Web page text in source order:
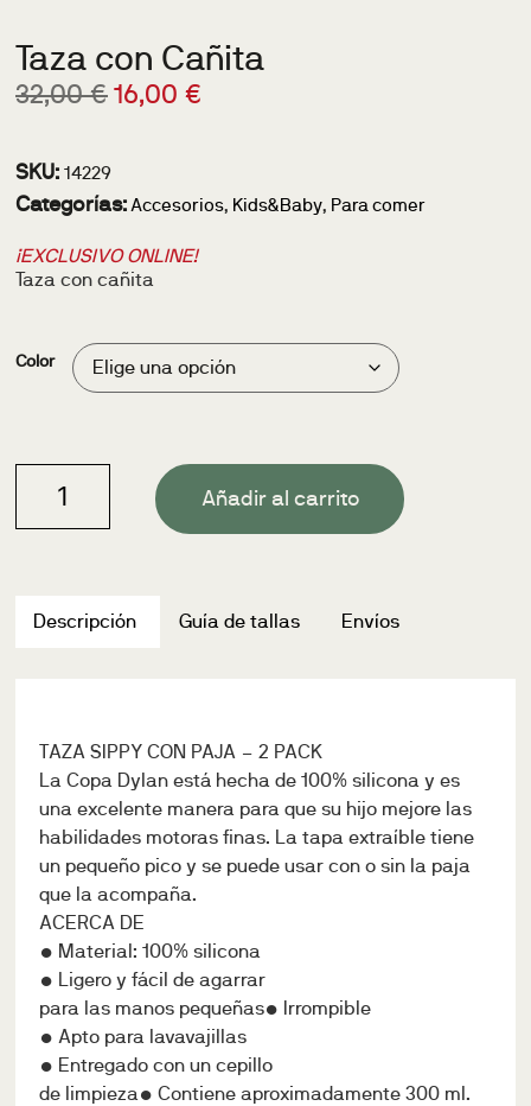
Taza con Cañita
32,00€ 16,00 €
SKU: 14229
Categorías: Accesorios, Kids&Baby, Para comer
¡EXCLUSIVO ONLINE!
Taza con cañita
Color
Añadir al carrito
Descripción Guía de tallas Envíos
TAZA SIPPY CON PAJA – 2 PACK
La Copa Dylan está hecha de 100% silicona y es
una excelente manera para que su hijo mejore las
habilidades motoras finas. La tapa extraíble tiene
un pequeño pico y se puede usar con o sin la paja
que la acompaña.
ACERCA DE
• Material: 100% silicona
• Ligero y fácil de agarrar
para las manos pequeñas• Irrompible
• Apto para lavavajillas
• Entregado con un cepillo
de limpieza• Contiene aproximadamente 300 ml.